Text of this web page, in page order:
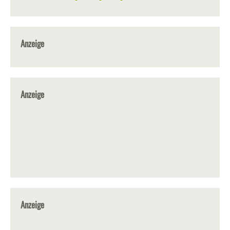
Anzeige
Anzeige
Anzeige